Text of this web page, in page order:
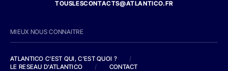
TOUSLESCONTACTS@ATLANTICO.FR
MIEUX NOUS CONNAITRE
ATLANTICO C'EST QUI, C'EST QUOI ?
/
LE RESEAU D'ATLANTICO
/ CONTACT